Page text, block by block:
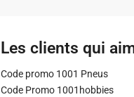
Les clients qui
Code promo 1001 Pneus
Code Promo 1001hobbies